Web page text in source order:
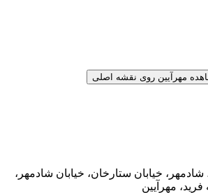
خیابان ستارخان، خیابان شادمهر،
مهرآیین